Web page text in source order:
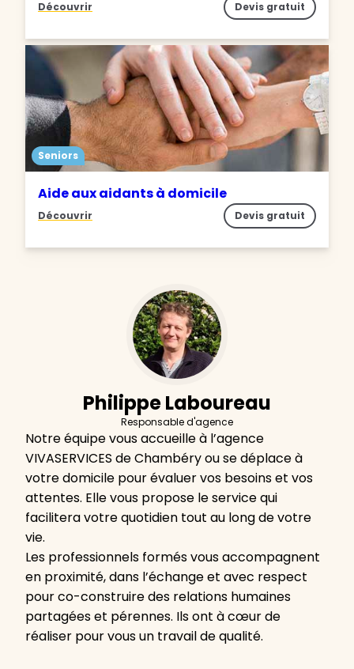
Découvrir Devis gratuit
Seniors
Aide aux aidants à domicile
Découvrir Devis gratuit
Philippe Laboureau
Responsable d'agence
Notre équipe vous accueille à l’agence
VIVASERVICES de Chambéry ou se déplace à
votre domicile pour évaluer vos besoins et vos
attentes. Elle vous propose le service qui
facilitera votre quotidien tout au long de votre
vie.
Les professionnels formés vous accompagnent
en proximité, dans l’échange et avec respect
pour co-construire des relations humaines
partagées et pérennes. Ils ont à cœur de
réaliser pour vous un travail de qualité.